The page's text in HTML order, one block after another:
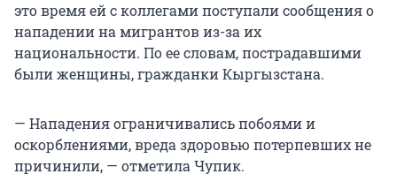
это время ей с коллегами поступали сообщения о
нападении на мигрантов из-за их
национальности. По ее словам, пострадавшими
были женщины, гражданки Кыргызстана.
— Нападения ограничивались побоями и
оскорблениями, вреда здоровью потерпевших не
причинили, — отметила Чупик.